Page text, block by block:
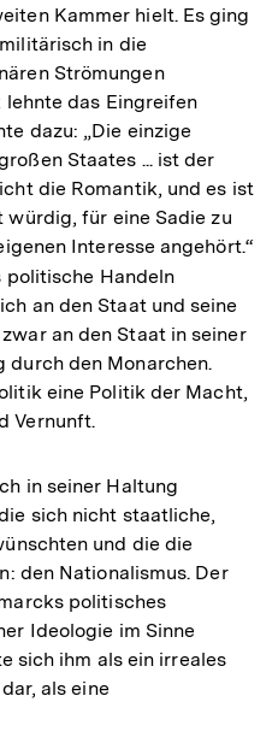
Kammer hielt. Es ging
in die
Strömungen
das Eingreifen
dazu: „Die einzige
Staates ... ist der
die Romantik, und es ist
für eine Sadie zu
Interesse angehört.“
politische Handeln
an den Staat und seine
an den Staat in seiner
durch den Monarchen.
eine Politik der Macht,
Vernunft.
in seiner Haltung
sich nicht staatliche,
und die die
den Nationalismus. Der
politisches
Ideologie im Sinne
sich ihm als ein irreales
als eine